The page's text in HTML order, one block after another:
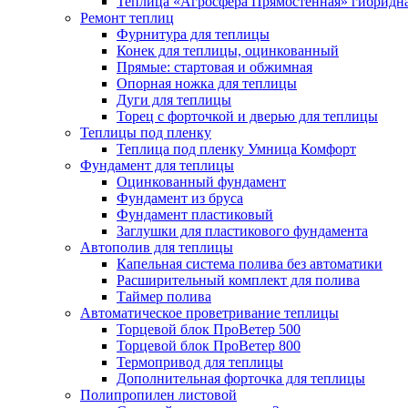
Ремонт теплиц
Фурнитура для теплицы
Конек для теплицы, оцинкованный
Прямые: стартовая и обжимная
Опорная ножка для теплицы
Дуги для теплицы
Торец с форточкой и дверью для теплицы
Теплицы под пленку
Теплица под пленку Умница Комфорт
Фундамент для теплицы
Оцинкованный фундамент
Фундамент из бруса
Фундамент пластиковый
Заглушки для пластикового фундамента
Автополив для теплицы
Капельная система полива без автоматики
Расширительный комплект для полива
Таймер полива
Автоматическое проветривание теплицы
Торцевой блок ПроВетер 500
Торцевой блок ПроВетер 800
Термопривод для теплицы
Дополнительная форточка для теплицы
Полипропилен листовой